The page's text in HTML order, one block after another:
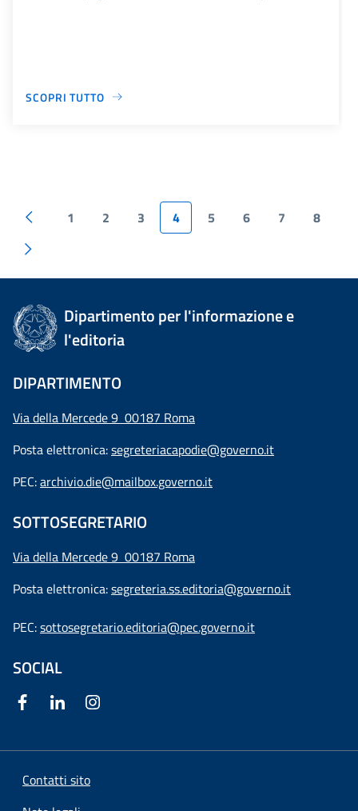
SCOPRI TUTTO
1 2 3 4 5 6 7 8
Dipartimento per l'informazione e
l'editoria
DIPARTIMENTO
Via della Mercede 9 00187 Roma
Posta elettronica:segreteriacapodie@governo.it
PEC:archivio.die@mailbox.governo.it
SOTTOSEGRETARIO
Via della Mercede 9 00187 Roma
Posta elettronica:segreteria.ss.editoria@governo.it
PEC:sottosegretario.editoria@pec.governo.it
SOCIAL
Contatti sito